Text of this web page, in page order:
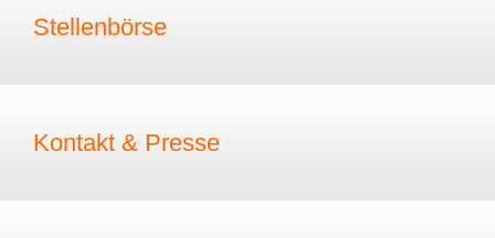
Stellenbörse
Kontakt & Presse